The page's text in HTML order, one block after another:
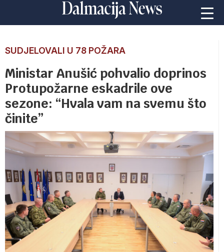
SUDJELOVALI U 78 POŽARA
Ministar Anušić pohvalio doprinos
Protupožarne eskadrile ove
sezone: “Hvala vam na svemu što
činite”